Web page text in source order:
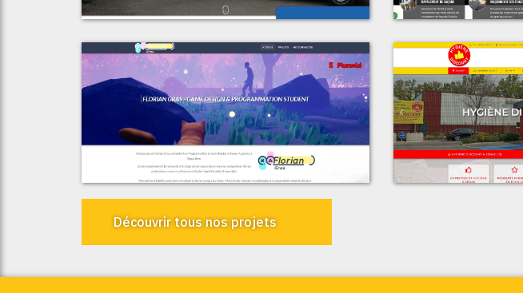
Voir le projet
Florian Gras
Découvrir tous nos projets